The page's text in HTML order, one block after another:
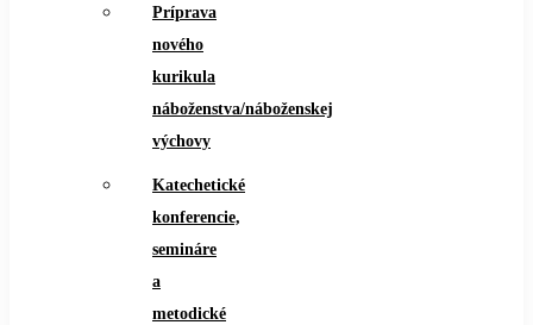
Príprava
nového
kurikula
náboženstva/náboženskej
výchovy
Katechetické
konferencie,
semináre
a
metodické